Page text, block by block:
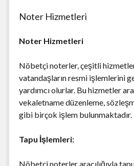
Noter Hizmetleri
Noter Hizmetleri
Nöbetçi noterler, çeşitli
vatandaşların resmi işlemlerini
yardımcı olurlar. Bu hizmetler
vekaletname düzenleme,
gibi birçok işlem bulunmaktadır.
Tapu İşlemleri:
Nöbetçi noterler aracılığıyla